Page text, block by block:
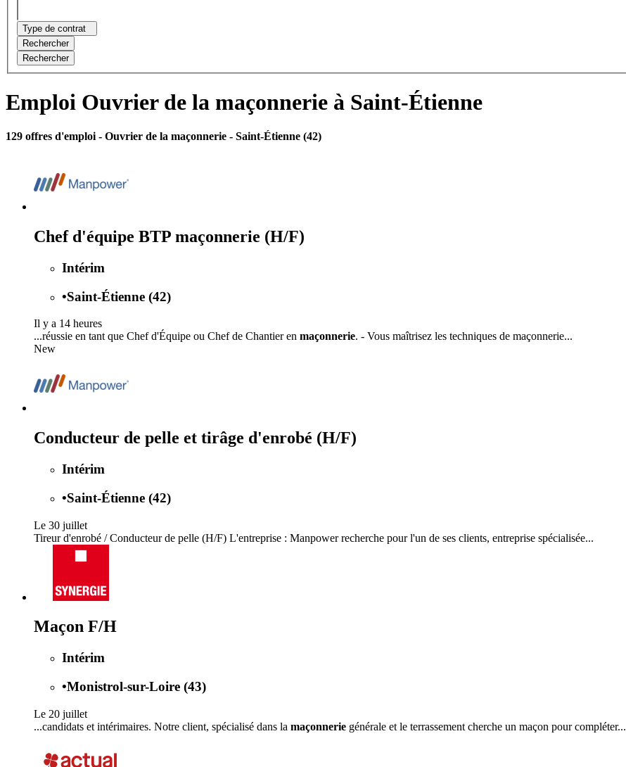
Type de contrat
Rechercher
Rechercher
Emploi Ouvrier de la maçonnerie à Saint-Étienne
129 offres d'emploi - Ouvrier de la maçonnerie - Saint-Étienne (42)
Chef d'équipe BTP maçonnerie (H/F)
Intérim
•Saint-Étienne (42)
Il y a 14 heures
...réussie en tant que Chef d'Équipe ou Chef de Chantier en maçonnerie. - Vous maîtrisez les techniques de maçonnerie...
New
Conducteur de pelle et tirâge d'enrobé (H/F)
Intérim
•Saint-Étienne (42)
Le 30 juillet
Tireur d'enrobé / Conducteur de pelle (H/F) L'entreprise : Manpower recherche pour l'un de ses clients, entreprise spécialisée...
Maçon F/H
Intérim
•Monistrol-sur-Loire (43)
Le 20 juillet
...candidats et intérimaires. Notre client, spécialisé dans la maçonnerie générale et le terrassement cherche un maçon pour compléter...